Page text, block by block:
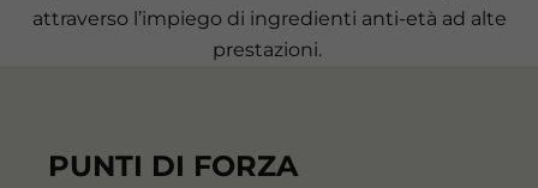
attraverso l’impiego di ingredienti anti-età ad alte
prestazioni.
PUNTI DI FORZA